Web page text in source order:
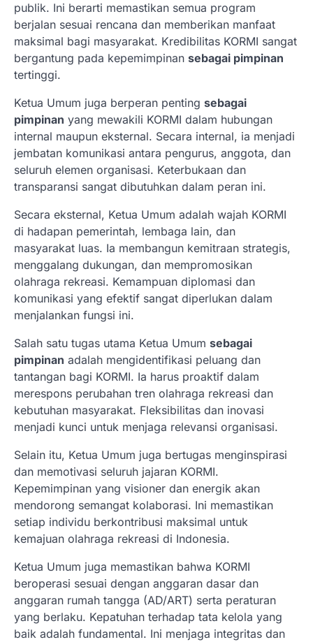
publik. Ini berarti memastikan semua program
berjalan sesuai rencana dan memberikan manfaat
maksimal bagi masyarakat. Kredibilitas KORMI sangat
bergantung pada kepemimpinan sebagai pimpinan
tertinggi.
Ketua Umum juga berperan penting sebagai
pimpinan yang mewakili KORMI dalam hubungan
internal maupun eksternal. Secara internal, ia menjadi
jembatan komunikasi antara pengurus, anggota, dan
seluruh elemen organisasi. Keterbukaan dan
transparansi sangat dibutuhkan dalam peran ini.
Secara eksternal, Ketua Umum adalah wajah KORMI
di hadapan pemerintah, lembaga lain, dan
masyarakat luas. Ia membangun kemitraan strategis,
menggalang dukungan, dan mempromosikan
olahraga rekreasi. Kemampuan diplomasi dan
komunikasi yang efektif sangat diperlukan dalam
menjalankan fungsi ini.
Salah satu tugas utama Ketua Umum sebagai
pimpinan adalah mengidentifikasi peluang dan
tantangan bagi KORMI. Ia harus proaktif dalam
merespons perubahan tren olahraga rekreasi dan
kebutuhan masyarakat. Fleksibilitas dan inovasi
menjadi kunci untuk menjaga relevansi organisasi.
Selain itu, Ketua Umum juga bertugas menginspirasi
dan memotivasi seluruh jajaran KORMI.
Kepemimpinan yang visioner dan energik akan
mendorong semangat kolaborasi. Ini memastikan
setiap individu berkontribusi maksimal untuk
kemajuan olahraga rekreasi di Indonesia.
Ketua Umum juga memastikan bahwa KORMI
beroperasi sesuai dengan anggaran dasar dan
anggaran rumah tangga (AD/ART) serta peraturan
yang berlaku. Kepatuhan terhadap tata kelola yang
baik adalah fundamental. Ini menjaga integritas dan